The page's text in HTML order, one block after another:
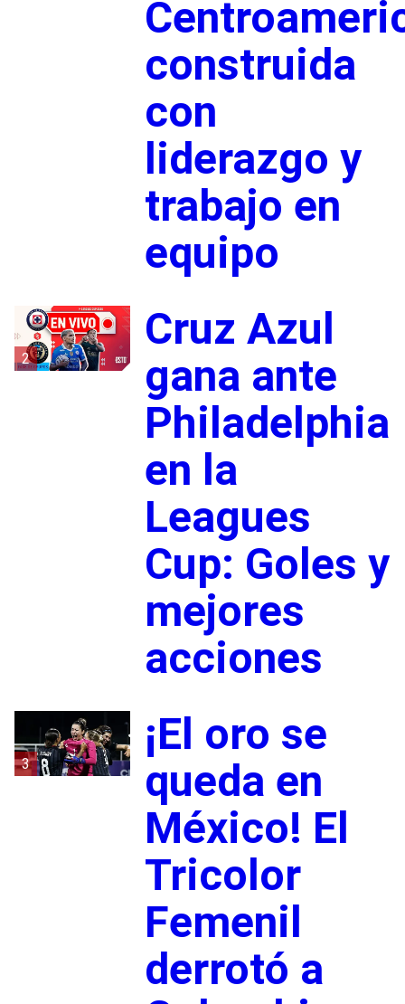
construida
con
liderazgo y
trabajo en
equipo
2
Cruz Azul
gana ante
Philadelphia
en la
Leagues
Cup: Goles y
mejores
acciones
3
¡El oro se
queda en
México! El
Tricolor
Femenil
derrotó a